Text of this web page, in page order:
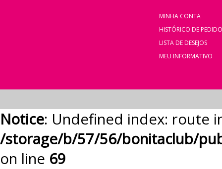
MINHA CONTA
HISTÓRICO DE
LISTA DE DESEJOS
MEU INFORMATIVO
Notice: Undefined index: route
/storage/b/57/56/bonitaclub/
on line 69